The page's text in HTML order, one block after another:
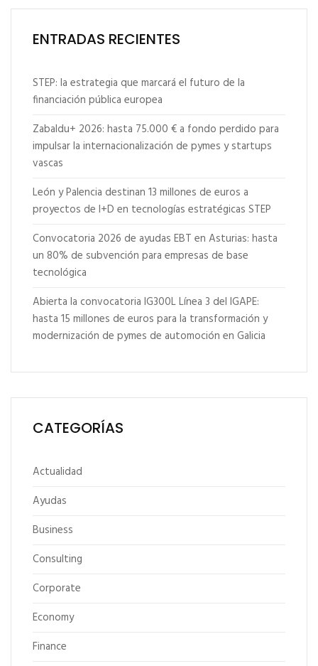
ENTRADAS RECIENTES
STEP: la estrategia que marcará el futuro de la
financiación pública europea
Zabaldu+ 2026: hasta 75.000 € a fondo perdido para
impulsar la internacionalización de pymes y startups
vascas
León y Palencia destinan 13 millones de euros a
proyectos de I+D en tecnologías estratégicas STEP
Convocatoria 2026 de ayudas EBT en Asturias: hasta
un 80% de subvención para empresas de base
tecnológica
Abierta la convocatoria IG300L Línea 3 del IGAPE:
hasta 15 millones de euros para la transformación y
modernización de pymes de automoción en Galicia
CATEGORÍAS
Actualidad
Ayudas
Business
Consulting
Corporate
Economy
Finance